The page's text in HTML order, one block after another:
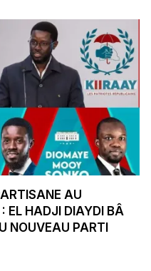
AU
EL HADJI DIAYDI BÂ
NOUVEAU PARTI